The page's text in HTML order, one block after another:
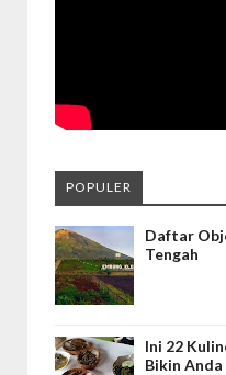
POPULER
Daftar
Tengah
Ini 22
Bikin